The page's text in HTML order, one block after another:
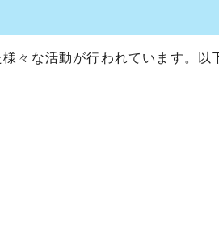
々な活動が行われています。以